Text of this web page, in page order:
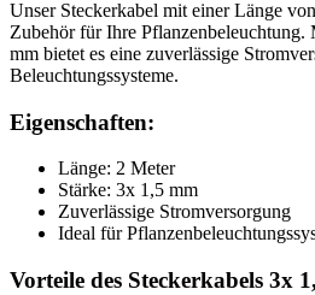
Unser Steckerkabel mit einer Länge
Zubehör für Ihre
mm bietet es eine zuverlässige
Beleuchtungssysteme.
Eigenschaften:
Länge: 2 Meter
Stärke: 3x 1,5 mm
Zuverlässige Stromversorgung
Ideal für
Vorteile des Steckerkabels 3x